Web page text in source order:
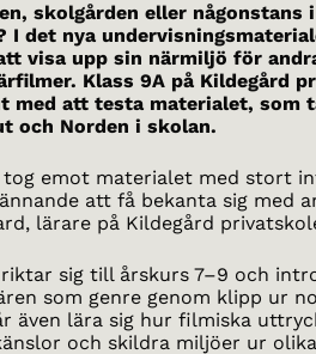
skolgården eller
I det nya
visa upp sin närmiljö för
Klass 9A på Kildegård
med att testa materialet, som
och Norden i skolan.
tog emot materialet med stort
att få bekanta sig med
lärare på Kildegård
sig till årskurs 7–9 och
som genre genom klipp ur
även lära sig hur filmiska
och skildra miljöer ur